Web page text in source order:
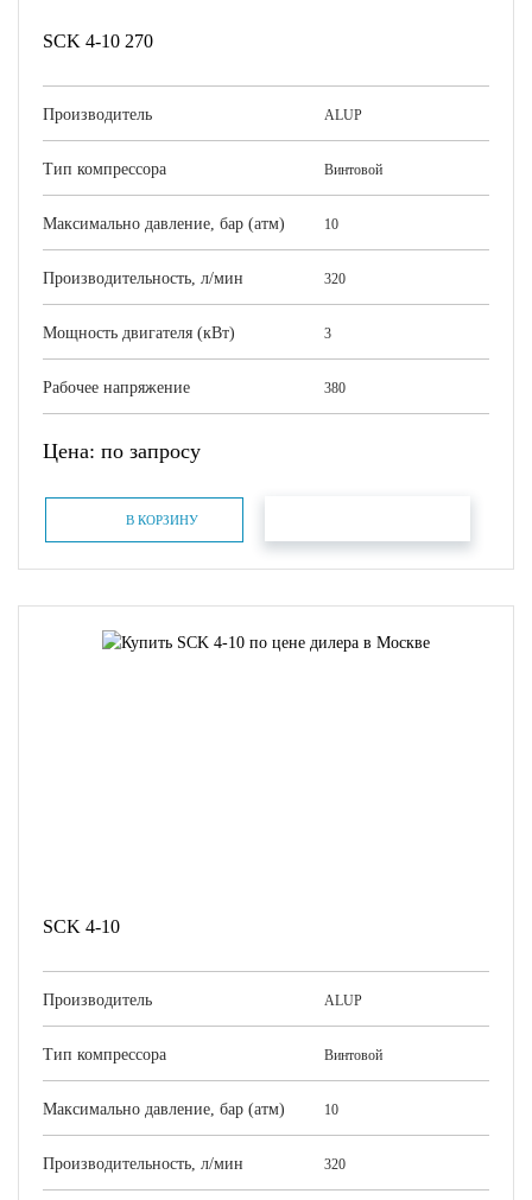
SCK 4-10 270
Производитель ALUP
Тип компрессора Винтовой
Максимально давление, бар (атм) 10
Производительность, л/мин 320
Мощность двигателя (кВт) 3
Рабочее напряжение 380
Цена: по запросу
В КОРЗИНУ
SCK 4-10
Производитель ALUP
Тип компрессора Винтовой
Максимально давление, бар (атм) 10
Производительность, л/мин 320